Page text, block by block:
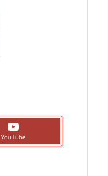
YouTube